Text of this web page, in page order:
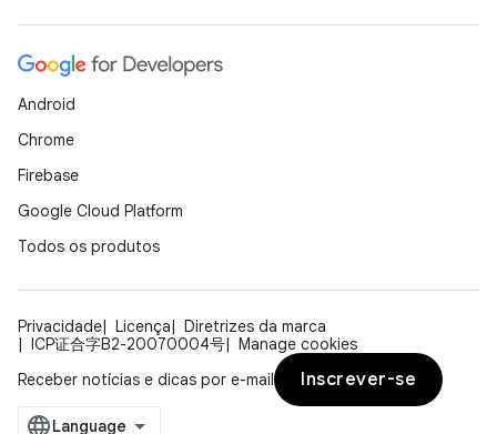
Android
Chrome
Firebase
Google Cloud Platform
Todos os produtos
Privacidade Licença
Diretrizes da marca
ICP证合字B2-20070004号
Manage cookies
Receber notícias e dicas por e-mail
Inscrever-se